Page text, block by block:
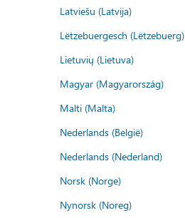
Latviešu (Latvija)
Lëtzebuergesch (Lëtzebuerg)
Lietuvių (Lietuva)
Magyar (Magyarország)
Malti (Malta)
Nederlands (België)
Nederlands (Nederland)
Norsk (Norge)
Nynorsk (Noreg)